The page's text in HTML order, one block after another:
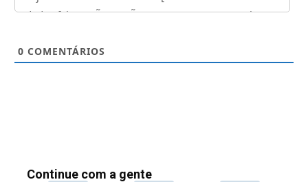
0 COMENTÁRIOS
Continue com a gente